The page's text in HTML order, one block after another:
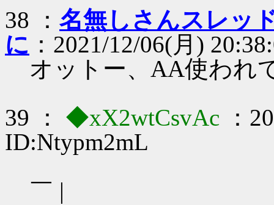
38 ： 名無しさんスレッ
に ：2021/12/06(月)
オットー、AA使われ
39 ：
◆xX2wtCsvAc
：
ID:Ntypm2mL
￣ |